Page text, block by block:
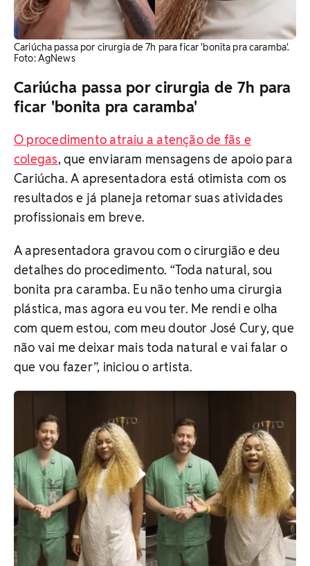
Cariúcha passa por cirurgia de 7h para ficar 'bonita pra caramba'. ​
Foto: AgNews
Cariúcha passa por cirurgia de 7h para
ficar 'bonita pra caramba'
O procedimento atraiu a atenção de fãs e
colegas, que enviaram mensagens de apoio para
Cariúcha. A apresentadora está otimista com os
resultados e já planeja retomar suas atividades
profissionais em breve.
A apresentadora gravou com o cirurgião e deu
detalhes do procedimento. “Toda natural, sou
bonita pra caramba. Eu não tenho uma cirurgia
plástica, mas agora eu vou ter. Me rendi e olha
com quem estou, com meu doutor José Cury, que
não vai me deixar mais toda natural e vai falar o
que vou fazer”, iniciou o artista.